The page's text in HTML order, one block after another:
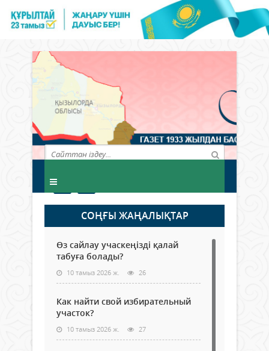
СОҢҒЫ ЖАҢАЛЫҚТАР
Өз сайлау учаскеңізді қалай
табуға болады?
10 тамыз 2026 ж. 26
Как найти свой избирательный
участок?
10 тамыз 2026 ж. 27